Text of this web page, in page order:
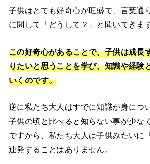
子供はとても好奇心が旺盛で、言葉通
に関して「どうして？」と聞いてきます
この好奇心があることで、子供は成長
りたいと思うことを学び、知識や経験
いくのです。
逆に私たち大人はすでに知識が身につ
子供の頃と比べると知らない事が少な
ですから、私たち大人は子供みたいに
連発することはありません。